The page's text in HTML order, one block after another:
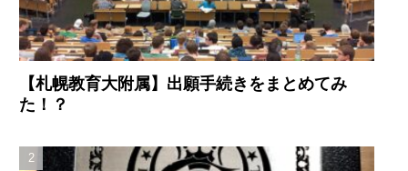
【札幌教育大附属】出願手続きをまとめてみ
た！？